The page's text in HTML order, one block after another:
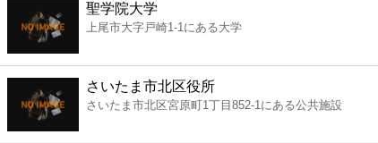
ファミレス
ファーストフード
カフェ
聖学院大学
上尾市大字戸崎1-1にある大学
さいたま市北区役所
さいたま市北区宮原町1丁目852-1にある公共施設